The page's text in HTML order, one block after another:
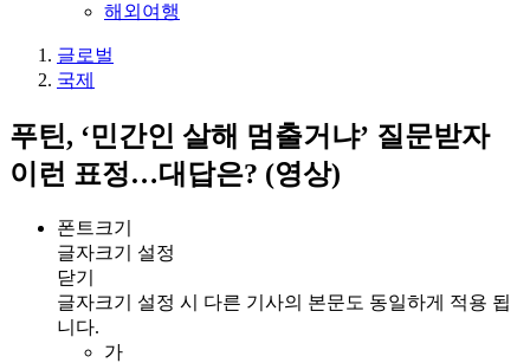
해외여행
글로벌
국제
푸틴, ‘민간인 살해 멈출거냐’ 질문받자
이런 표정…대답은? (영상)
폰트크기
글자크기 설정
닫기
글자크기 설정 시 다른 기사의 본문도 동일하게 적용 됩
니다.
가